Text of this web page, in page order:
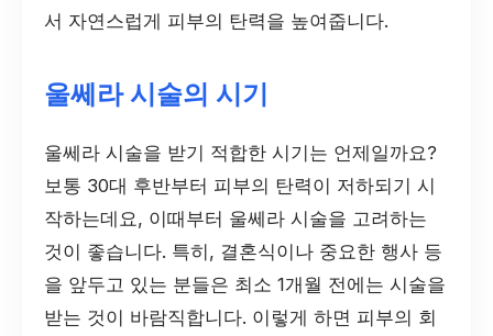
서 자연스럽게 피부의 탄력을 높여줍니다.
울쎄라 시술의 시기
울쎄라 시술을 받기 적합한 시기는 언제일까요?
보통 30대 후반부터 피부의 탄력이 저하되기 시
작하는데요, 이때부터 울쎄라 시술을 고려하는
것이 좋습니다. 특히, 결혼식이나 중요한 행사 등
을 앞두고 있는 분들은 최소 1개월 전에는 시술을
받는 것이 바람직합니다. 이렇게 하면 피부의 회